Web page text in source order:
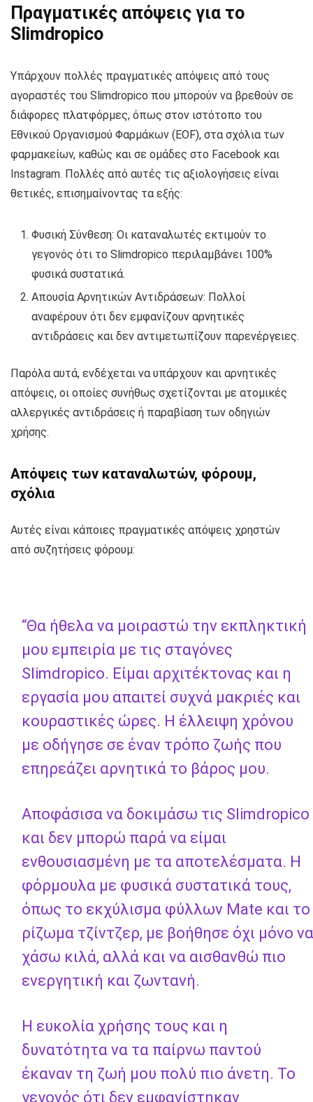
Πραγματικές απόψεις για το
Slimdropico
Υπάρχουν πολλές πραγματικές απόψεις από τους
αγοραστές του Slimdropico που μπορούν να βρεθούν σε
διάφορες πλατφόρμες, όπως στον ιστότοπο του
Εθνικού Οργανισμού Φαρμάκων (EOF), στα σχόλια των
φαρμακείων, καθώς και σε ομάδες στο Facebook και
Instagram. Πολλές από αυτές τις αξιολογήσεις είναι
θετικές, επισημαίνοντας τα εξής:
Φυσική Σύνθεση: Οι καταναλωτές εκτιμούν το
γεγονός ότι το Slimdropico περιλαμβάνει 100%
φυσικά συστατικά.
Απουσία Αρνητικών Αντιδράσεων: Πολλοί
αναφέρουν ότι δεν εμφανίζουν αρνητικές
αντιδράσεις και δεν αντιμετωπίζουν παρενέργειες.
Παρόλα αυτά, ενδέχεται να υπάρχουν και αρνητικές
απόψεις, οι οποίες συνήθως σχετίζονται με ατομικές
αλλεργικές αντιδράσεις ή παραβίαση των οδηγιών
χρήσης.
Απόψεις των καταναλωτών, φόρουμ,
σχόλια
Αυτές είναι κάποιες πραγματικές απόψεις χρηστών
από συζητήσεις φόρουμ:
“Θα ήθελα να μοιραστώ την εκπληκτική
μου εμπειρία με τις σταγόνες
Slimdropico. Είμαι αρχιτέκτονας και η
εργασία μου απαιτεί συχνά μακριές και
κουραστικές ώρες. Η έλλειψη χρόνου
με οδήγησε σε έναν τρόπο ζωής που
επηρεάζει αρνητικά το βάρος μου.
Αποφάσισα να δοκιμάσω τις Slimdropico
και δεν μπορώ παρά να είμαι
ενθουσιασμένη με τα αποτελέσματα. Η
φόρμουλα με φυσικά συστατικά τους,
όπως το εκχύλισμα φύλλων Mate και το
ρίζωμα τζίντζερ, με βοήθησε όχι μόνο να
χάσω κιλά, αλλά και να αισθανθώ πιο
ενεργητική και ζωντανή.
Η ευκολία χρήσης τους και η
δυνατότητα να τα παίρνω παντού
έκαναν τη ζωή μου πολύ πιο άνετη. Το
γεγονός ότι δεν εμφανίστηκαν